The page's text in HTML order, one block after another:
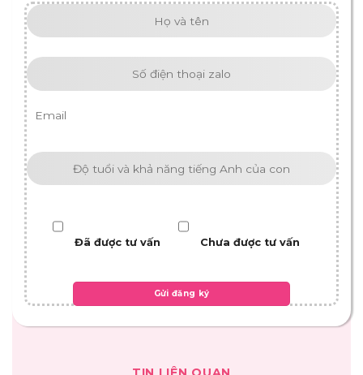
Đã được tư vấn Chưa được tư vấn